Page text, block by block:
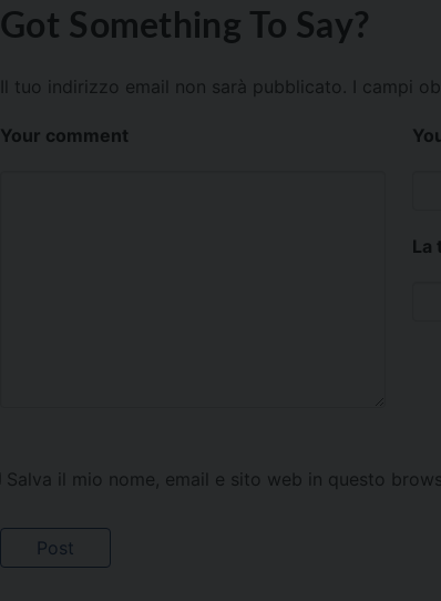
Got Something To Say?
Il tuo indirizzo email non sarà pubblicato. I campi
Your comment
La
Salva il mio nome, email e sito web in questo